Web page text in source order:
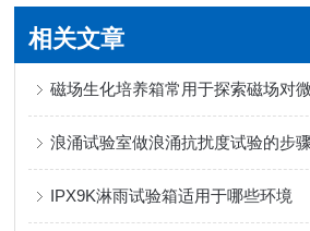
相关文章
磁场生化培养箱常用于探索磁场对
浪涌试验室做浪涌抗扰度试验的步
IPX9K淋雨试验箱适用于哪些环境